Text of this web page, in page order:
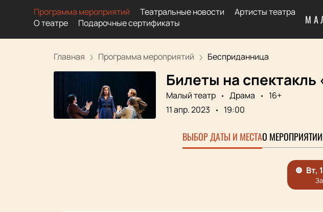
Программа мероприятий Театральные новости
Артисты театра
О театре
Подарочные сертификаты
Главная Программа мероприятий Бесприданница
Билеты на
Малый театр Драма
16+
11 апр. 2023
19:00
ВЫБОР ДАТЫ И МЕСТАО МЕРОПРИЯТИИ